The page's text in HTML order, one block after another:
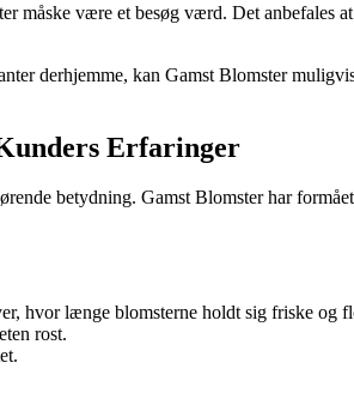
være et besøg værd. Det anbefales
derhjemme, kan Gamst Blomster
Erfaringer
betydning. Gamst Blomster har
hvor længe blomsterne holdt sig friske og
rost.